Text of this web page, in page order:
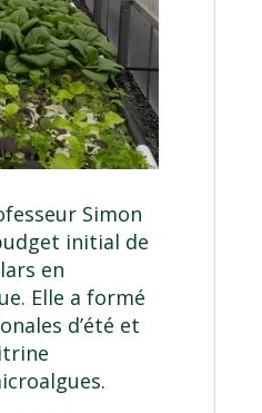
Simon
initial de
en
Elle a formé
d’été et